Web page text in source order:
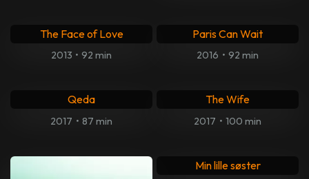
The Face of Love
2013 • 92 min
Paris Can Wait
2016 • 92 min
Qeda
2017 • 87 min
The Wife
2017 • 100 min
Min lille søster